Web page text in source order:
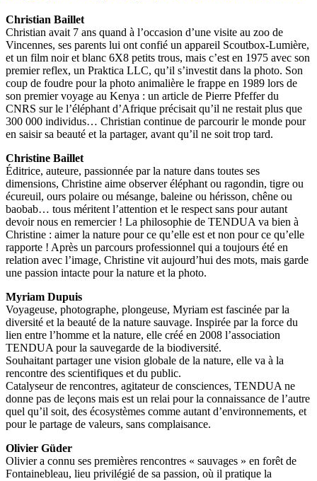
Christian Baillet
Christian avait 7 ans quand à l’occasion d’une visite au zoo de
Vincennes, ses parents lui ont confié un appareil Scoutbox-Lumière,
et un film noir et blanc 6X8 petits trous, mais c’est en 1975 avec son
premier reflex, un Praktica LLC, qu’il s’investit dans la photo. Son
coup de foudre pour la photo animalière le frappe en 1989 lors de
son premier voyage au Kenya : un article de Pierre Pfeffer du
CNRS sur le l’éléphant d’Afrique précisait qu’il ne restait plus que
300 000 individus… Christian continue de parcourir le monde pour
en saisir sa beauté et la partager, avant qu’il ne soit trop tard.
Christine Baillet
Éditrice, auteure, passionnée par la nature dans toutes ses
dimensions, Christine aime observer éléphant ou ragondin, tigre ou
écureuil, ours polaire ou mésange, baleine ou hérisson, chêne ou
baobab… tous méritent l’attention et le respect sans pour autant
devoir nous en remercier ! La philosophie de TENDUA va bien à
Christine : aimer la nature pour ce qu’elle est et non pour ce qu’elle
rapporte ! Après un parcours professionnel qui a toujours été en
relation avec l’image, Christine vit aujourd’hui des mots, mais garde
une passion intacte pour la nature et la photo.
Myriam Dupuis
Voyageuse, photographe, plongeuse, Myriam est fascinée par la
diversité et la beauté de la nature sauvage. Inspirée par la force du
lien entre l’homme et la nature, elle créé en 2008 l’association
TENDUA pour la sauvegarde de la biodiversité.
Souhaitant partager une vision globale de la nature, elle va à la
rencontre des scientifiques et du public.
Catalyseur de rencontres, agitateur de consciences, TENDUA ne
donne pas de leçons mais est un relai pour la connaissance de l’autre
quel qu’il soit, des écosystèmes comme autant d’environnements, et
pour le partage de valeurs, sans complaisance.
Olivier Güder
Olivier a connu ses premières rencontres « sauvages » en forêt de
Fontainebleau, lieu privilégié de sa passion, où il pratique la